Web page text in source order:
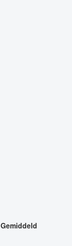
Gemiddeld